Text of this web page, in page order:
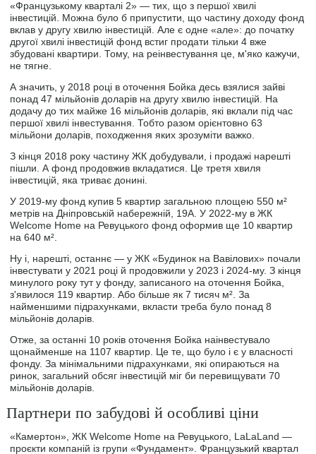
«Французькому кварталі 2» — тих, що з першої хвилі
інвестицій. Можна було б припустити, що частину доходу фонд
вклав у другу хвилю інвестицій. Але є одне «але»: до початку
другої хвилі інвестицій фонд встиг продати тільки 4 вже
збудовані квартири. Тому, на реінвестування це, м'яко кажучи,
не тягне.
А значить, у 2018 році в оточення Бойка десь взялися зайві
понад 47 мільйонів доларів на другу хвилю інвестицій. На
додачу до тих майже 16 мільйонів доларів, які вклали під час
першої хвилі інвестування. Тобто разом орієнтовно 63
мільйони доларів, походження яких зрозуміти важко.
З кінця 2018 року частину ЖК добудували, і продажі нарешті
пішли. А фонд продовжив вкладатися. Це третя хвиля
інвестицій, яка триває донині.
У 2019-му фонд купив 5 квартир загальною площею 550 м²
метрів на Дніпровській набережній, 19А. У 2022-му в ЖК
Welcome Home на Ревуцького фонд оформив ще 10 квартир
на 640 м².
Ну і, нарешті, останнє — у ЖК «Будинок на Вавілових» почали
інвестувати у 2021 році й продовжили у 2023 і 2024-му. З кінця
минулого року тут у фонду, записаного на оточення Бойка,
з'явилося 119 квартир. Або більше як 7 тисяч м². За
найменшими підрахунками, вкласти треба було понад 8
мільйонів доларів.
Отже, за останні 10 років оточення Бойка наінвестувало
щонайменше на 1107 квартир. Це те, що було і є у власності
фонду. За мінімальними підрахунками, які опираються на
ринок, загальний обсяг інвестицій міг би перевищувати 70
мільйонів доларів.
Партнери по забудові й особливі ціни
«Камертон», ЖК Welcome Home на Ревуцького, LaLaLand —
проєкти компаній із групи «Фундамент». Французький квартал